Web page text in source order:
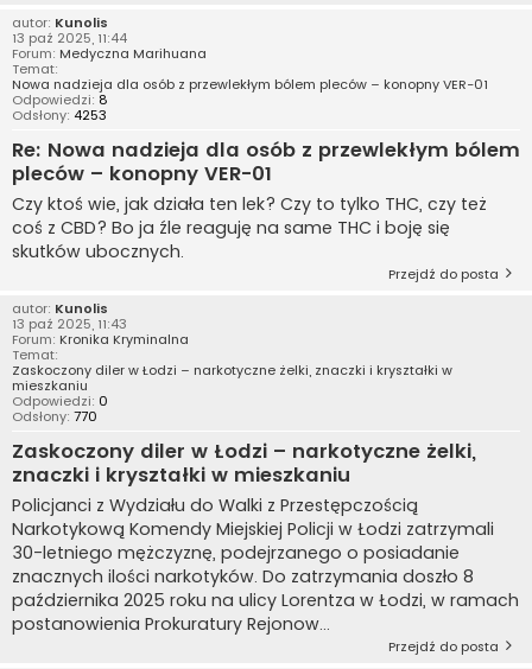
autor: Kunolis
13 paź 2025, 11:44
Forum: Medyczna Marihuana
Temat:
Nowa nadzieja dla osób z przewlekłym bólem pleców – konopny VER-01
Odpowiedzi: 8
Odsłony: 4253
Re: Nowa nadzieja dla osób z przewlekłym bólem
pleców – konopny VER-01
Czy ktoś wie, jak działa ten lek? Czy to tylko THC, czy też
coś z CBD? Bo ja źle reaguję na same THC i boję się
skutków ubocznych.
Przejdź do posta
autor: Kunolis
13 paź 2025, 11:43
Forum: Kronika Kryminalna
Temat:
Zaskoczony diler w Łodzi – narkotyczne żelki, znaczki i kryształki w
mieszkaniu
Odpowiedzi: 0
Odsłony: 770
Zaskoczony diler w Łodzi – narkotyczne żelki,
znaczki i kryształki w mieszkaniu
Policjanci z Wydziału do Walki z Przestępczością
Narkotykową Komendy Miejskiej Policji w Łodzi zatrzymali
30-letniego mężczyznę, podejrzanego o posiadanie
znacznych ilości narkotyków. Do zatrzymania doszło 8
października 2025 roku na ulicy Lorentza w Łodzi, w ramach
postanowienia Prokuratury Rejonow...
Przejdź do posta